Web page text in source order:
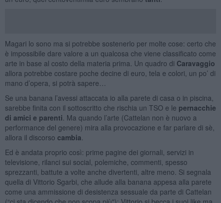
Magari lo sono ma si potrebbe sostenerlo per molte cose: certo che
è impossibile dare valore a un qualcosa che viene classificato come
arte in base al costo della materia prima. Un quadro di Caravaggio
allora potrebbe costare poche decine di euro, tela e colori, un po’ di
mano d’opera, si potrà sapere…
Se una banana l’avessi attaccata io alla parete di casa o in piscina,
sarebbe finita con il sottoscritto che rischia un TSO e le pernacchie
di amici e parenti . Ma quando l’arte (Cattelan non è nuovo a
performance del genere) mira alla provocazione e far parlare di sè,
allora il discorso cambia
Ed è andata proprio così: prime pagine dei giornali, servizi in
televisione, rilanci sui social, polemiche, commenti, spesso
sprezzanti, battute a volte anche divertenti, altre meno. Si segnala
quella di Vittorio Sgarbi, che allude alla banana appesa alla parete
come una ammissione di desistenza sessuale da parte di Cattelan